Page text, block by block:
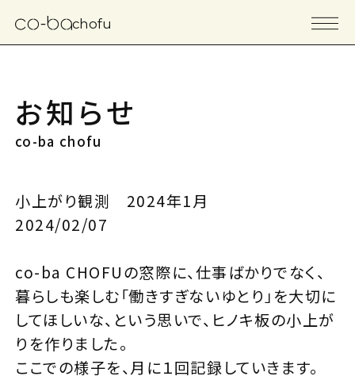
chofu
お知らせ
co-ba chofu
小上がり観測 2024年1月
2024/02/07
co-ba CHOFUの窓際に、仕事ばかりでなく、
暮らしも楽しむ「働きすぎないゆとり」を大切に
してほしいな、という思いで、ヒノキ板の小上が
りを作りました。
ここでの様子を、月に１回記録していきます。